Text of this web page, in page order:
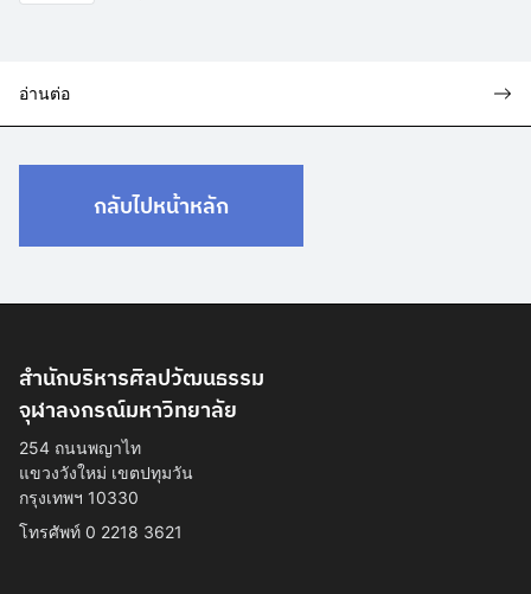
อ่านต่อ
กลับไปหน้าหลัก
สำนักบริหารศิลปวัฒนธรรม
จุฬาลงกรณ์มหาวิทยาลัย
254 ถนนพญาไท
แขวงวังใหม่ เขตปทุมวัน
กรุงเทพฯ 10330
โทรศัพท์ 0 2218 3621